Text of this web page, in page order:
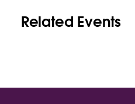
Related Events